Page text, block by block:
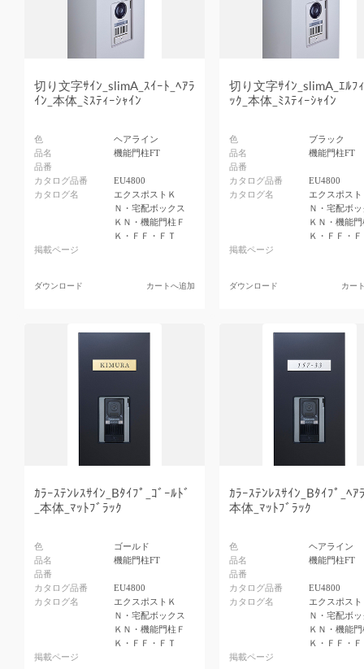
切り文字ｻｲﾝ_slimA_ｽｲｰﾄ_ﾍｱﾗ
ｲﾝ_本体_ﾐｽﾃｨｰｼｬｲﾝ
色
ヘアライン
品名
機能門柱FT
品番
カタログ品番
EU4800
カタログ名
エクスポストＫ
Ｎ・宅配ボックス
ＫＮ・機能門柱Ｆ
Ｋ・ＦＦ・ＦＴ
掲載ページ
ダウンロード カートへ追加
切り文字ｻｲﾝ_slimA_ｴﾙﾌ
ｯｸ_本体_ﾐｽﾃｨｰｼｬｲﾝ
色
ブラック
品名
機能門柱FT
品番
カタログ品番
EU4800
カタログ名
エクスポス
Ｎ・宅配ボ
ＫＮ・機能
Ｋ・ＦＦ・
掲載ページ
ダウンロード カー
ｶﾗｰｽﾃﾝﾚｽｻｲﾝ_Bﾀｲﾌﾟ_ｺﾞｰﾙﾄﾞ
_本体_ﾏｯﾄﾌﾞﾗｯｸ
色
ゴールド
品名
機能門柱FT
品番
カタログ品番
EU4800
カタログ名
エクスポストＫ
Ｎ・宅配ボックス
ＫＮ・機能門柱Ｆ
Ｋ・ＦＦ・ＦＴ
掲載ページ
ｶﾗｰｽﾃﾝﾚｽｻｲﾝ_Bﾀｲﾌﾟ_ﾍｱ
本体_ﾏｯﾄﾌﾞﾗｯｸ
色
ヘアライン
品名
機能門柱FT
品番
カタログ品番
EU4800
カタログ名
エクスポス
Ｎ・宅配ボ
ＫＮ・機能
Ｋ・ＦＦ・
掲載ページ